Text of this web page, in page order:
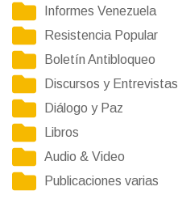
Informes Venezuela
Resistencia Popular
Boletín Antibloqueo
Discursos y Entrevistas
Diálogo y Paz
Libros
Audio & Video
Publicaciones varias